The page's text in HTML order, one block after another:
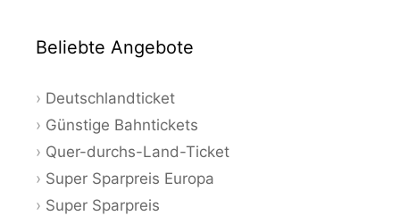
Beliebte Angebote
Deutschlandticket
Günstige Bahntickets
Quer-durchs-Land-Ticket
Super Sparpreis Europa
Super Sparpreis